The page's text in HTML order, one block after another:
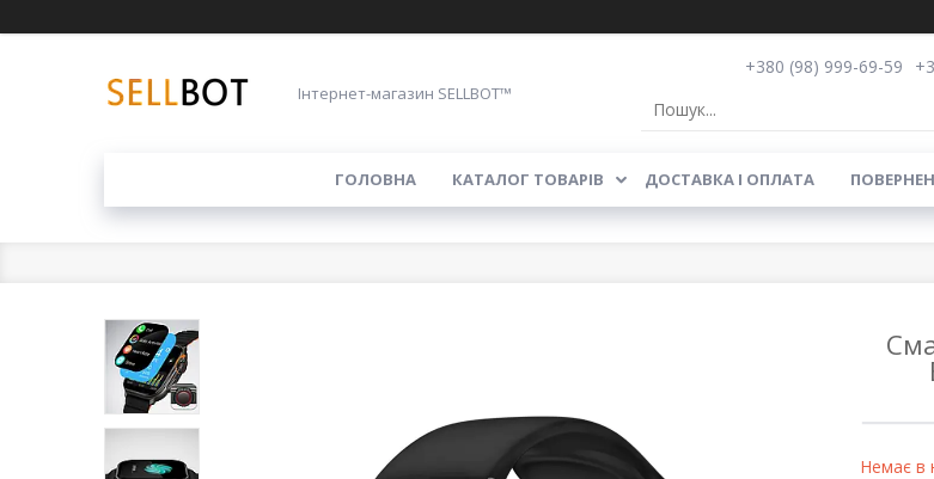
Інтернет-магазин SELLBOT™
+380 (98) 999-69-59
ГОЛОВНА КАТАЛОГ ТОВАРІВ ДОСТАВКА І ОПЛАТА
Немає в